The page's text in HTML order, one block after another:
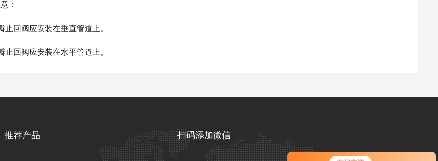
：
回阀应安装在垂直管道上。
回阀应安装在水平管道上。
推荐产品 扫码添加微信